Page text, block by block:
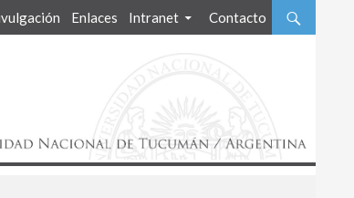
Enlaces Intranet Contacto